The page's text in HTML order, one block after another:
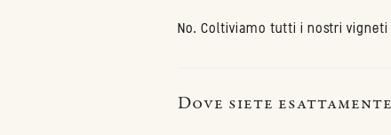
No. Coltiviamo tutti i nostri
Dove siete